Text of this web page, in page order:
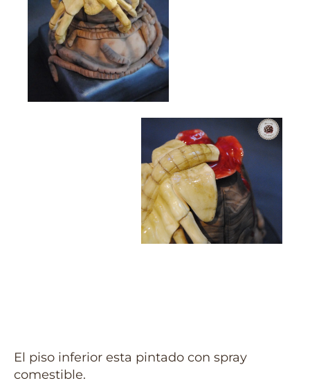
El piso inferior esta pintado con spray
comestible.